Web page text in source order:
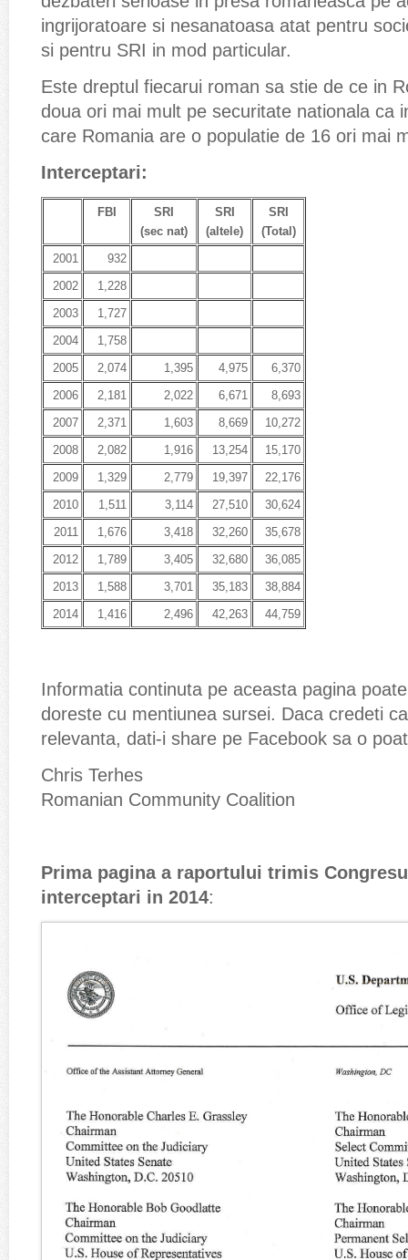
ingrijoratoare si nesanatoasa atat pentru
si pentru SRI in mod particular.
Este dreptul fiecarui roman sa stie de ce in
doua ori mai mult pe securitate nationala ca
care Romania are o populatie de 16 ori mai
Interceptari:
FBI
SRI
(sec nat)
SRI
(altele)
SRI
(Total)
2001
932
2002
1,228
2003
1,727
2004
1,758
2005
2,074 1,395 4,975
6,370
2006
2,181 2,022 6,671
8,693
2007
2,371 1,603 8,669
10,272
2008
2,082 1,916 13,254
15,170
2009
1,329 2,779 19,397
22,176
2010
1,511 3,114 27,510
30,624
2011
1,676 3,418 32,260
35,678
2012
1,789 3,405 32,680
36,085
2013
1,588 3,701 35,183
38,884
2014
1,416 2,496 42,263 44,759
Informatia continuta pe aceasta pagina
doreste cu mentiunea sursei. Daca credeti
relevanta, dati-i share pe Facebook sa o
Chris Terhes
Romanian Community Coalition
Prima pagina a raportului trimis
interceptari in 2014: